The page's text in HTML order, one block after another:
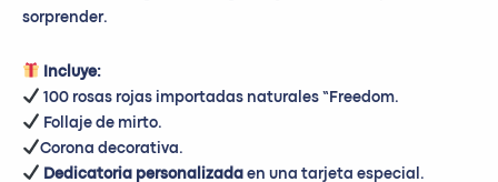
sorprender.
Incluye:
100 rosas rojas importadas naturales “Freedom.
Follaje de mirto.
Corona decorativa.
Dedicatoria personalizadaen una tarjeta especial.